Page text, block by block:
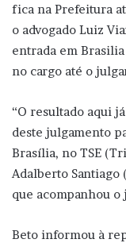
fica na Prefeitura
o advogado Luiz
entrada em
no cargo até o
“O resultado aqui
deste julgamento
Brasília, no TSE
Adalberto
que acompanhou
Beto informou à